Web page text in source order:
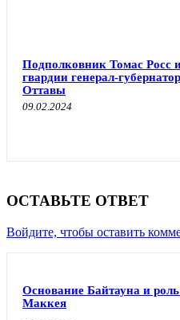
Подполковник Томас Росс
гвардии генерал-
Оттавы
09.02.2024
ОСТАВЬТЕ ОТВЕТ
Войдите, чтобы оставить
Основание Байтауна и
Маккея